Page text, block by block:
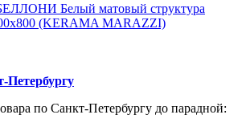
Белый матовый структура
(KERAMA MARAZZI)
Петербургу
по Санкт-Петербургу до парадной: